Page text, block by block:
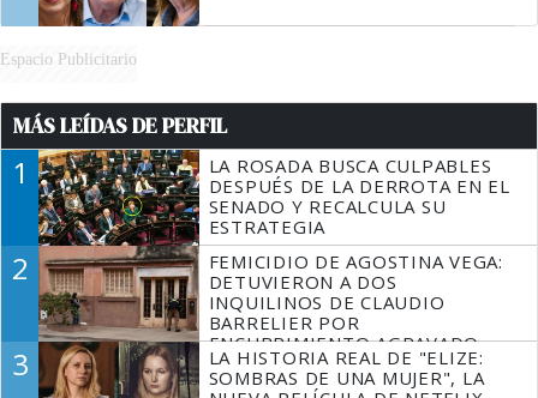
Espacio Publicitario
MÁS LEÍDAS DE PERFIL
1
LA ROSADA BUSCA CULPABLES
DESPUÉS DE LA DERROTA EN EL
SENADO Y RECALCULA SU
ESTRATEGIA
2
FEMICIDIO DE AGOSTINA VEGA:
DETUVIERON A DOS
INQUILINOS DE CLAUDIO
BARRELIER POR
ENCUBRIMIENTO AGRAVADO
3
LA HISTORIA REAL DE "ELIZE:
SOMBRAS DE UNA MUJER", LA